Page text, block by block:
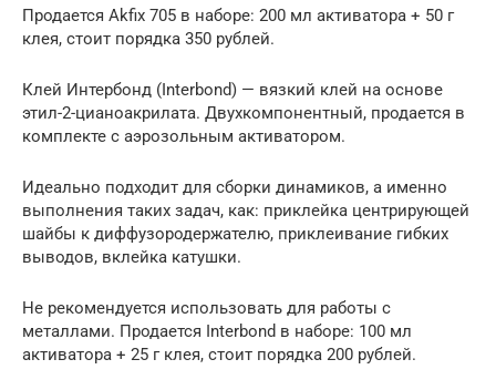
Продается Akfix 705 в наборе: 200 мл активатора + 50 г
клея, стоит порядка 350 рублей.
Клей Интербонд (Interbond) — вязкий клей на основе
этил-2-цианоакрилата. Двухкомпонентный, продается в
комплекте с аэрозольным активатором.
Идеально подходит для сборки динамиков, а именно
выполнения таких задач, как: приклейка центрирующей
шайбы к диффузородержателю, приклеивание гибких
выводов, вклейка катушки.
Не рекомендуется использовать для работы с
металлами. Продается Interbond в наборе: 100 мл
активатора + 25 г клея, стоит порядка 200 рублей.